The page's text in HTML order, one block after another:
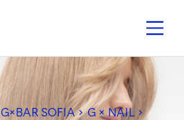
G×BAR SOFIA>G × NAIL>